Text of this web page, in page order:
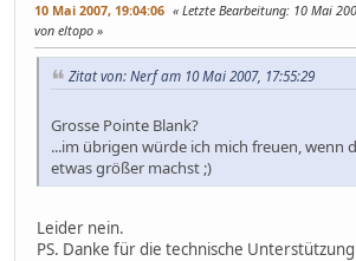
10 Mai 2007, 19:04:06 Letzte Bearbeitung: 10 Mai
von eltopo
Zitat von: Nerf am 10 Mai 2007, 17:55:29
Grosse Pointe Blank?
...im übrigen würde ich mich freuen, wenn
etwas größer machst ;)
Leider nein.
PS. Danke für die technische Unterstützung